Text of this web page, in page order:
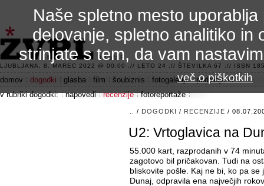
3.2 alfa R
LJUBLJANA, 8. MAREC 2022 @ 00:00 :// LETO 24 :// ŠTEVILKA 67 :// ISSN
domov dogodki glasba film šoubiznis fotogalerije
področje 42
v rubriki dogodki:
napovedi recenzije fotoreportaže
/ DOGODKI / RECENZIJE /
U2: Vrtoglavica na
55.000 kart, razprodanih v 74
zagotovo bil pričakovan. Tudi na
bliskovite pošle. Kaj ne bi, ko pa
Dunaj, odpravila ena največjih
Naše spletno mesto
delovanje, spletno analitiko in
strinjate s tem, da vam
več o piškotkih